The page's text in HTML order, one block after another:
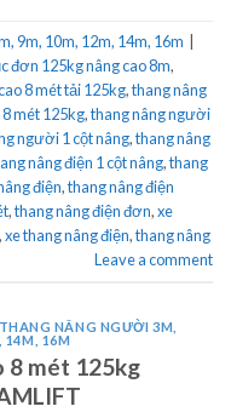
9m, 10m, 12m, 14m, 16m
đơn 125kg nâng cao 8m,
8 mét tải 125kg,thang nâng
mét 125kg,thang nâng người
người 1 cột nâng,thang nâng
nâng điện 1 cột nâng,thang
điện,thang nâng điện
,thang nâng điện đơn,xe
,xe thang nâng điện,thang nâng
Leave a comment
THANG NÂNG NGƯỜI 3M,
14M, 16M
8 mét 125kg